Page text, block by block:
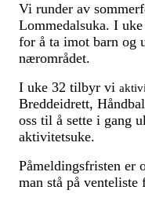
Vi runder av
Lommedalsuka. I
for å ta imot barn og
nærområdet.
I uke 32 tilbyr vi
Breddeidrett,
oss til å sette i gang
aktivitetsuke.
Påmeldingsfristen er
man stå på